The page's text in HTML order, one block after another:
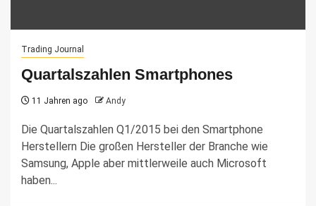
Trading Journal
Quartalszahlen Smartphones
11 Jahren ago Andy
Die Quartalszahlen Q1/2015 bei den Smartphone
Herstellern Die großen Hersteller der Branche wie
Samsung, Apple aber mittlerweile auch Microsoft
haben...